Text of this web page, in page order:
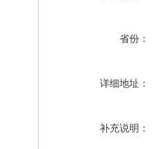
省份：
详细地址：
补充说明：